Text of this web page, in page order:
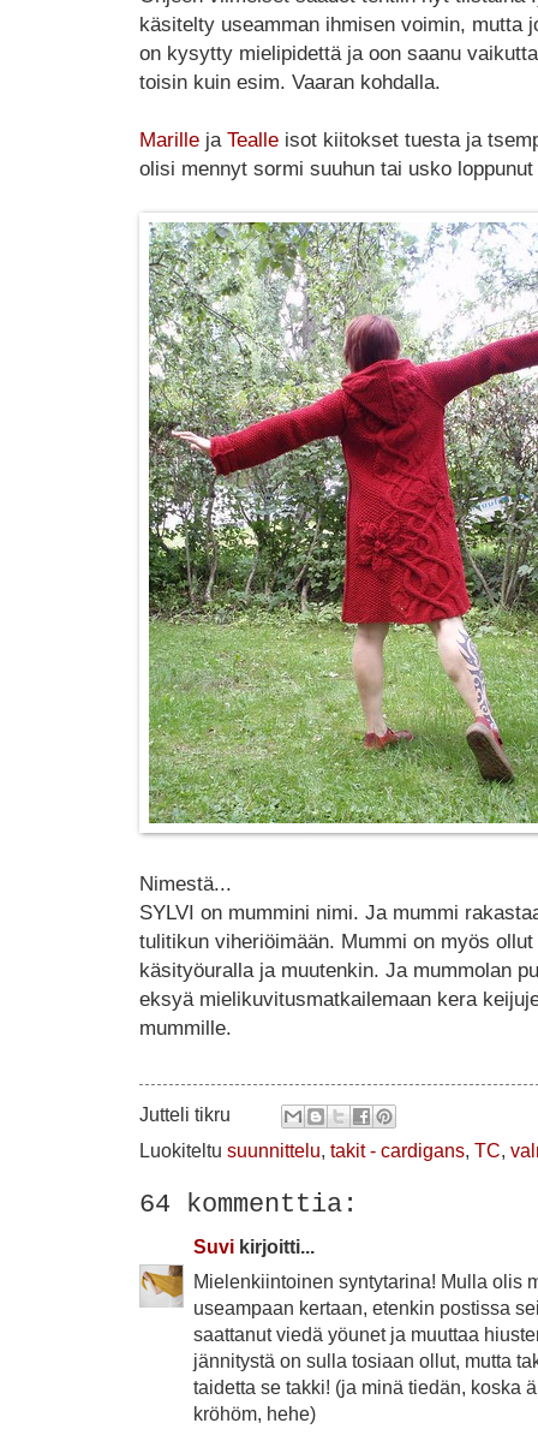
käsitelty useamman ihmisen voimin, mutta
on kysytty mielipidettä ja oon saanu
toisin kuin esim. Vaaran kohdalla.
Marille ja Tealle isot kiitokset tuesta ja
olisi mennyt sormi suuhun tai usko
Nimestä...
SYLVI on mummini nimi. Ja mummi
tulitikun viheriöimään. Mummi on myös
käsityöuralla ja muutenkin. Ja mummolan
eksyä mielikuvitusmatkailemaan kera
mummille.
Jutteli tikru
Luokiteltu suunnittelu, takit - cardigans, TC,
64 kommenttia:
Suvi kirjoitti...
Mielenkiintoinen syntytarina! Mulla olis
useampaan kertaan, etenkin postissa
saattanut viedä yöunet ja muuttaa
jännitystä on sulla tosiaan ollut, mutta
taidetta se takki! (ja minä tiedän, koska
kröhöm, hehe)